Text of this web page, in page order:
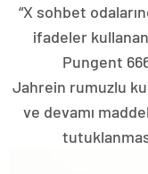
“X sohbet
ifadeler
Pungent
Jahrein rumuzlu
ve devamı